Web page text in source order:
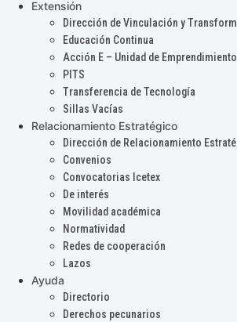
Extensión
Dirección de Vinculación y
Educación Continua
Acción E – Unidad de Emprendimiento
PITS
Transferencia de Tecnología
Sillas Vacías
Relacionamiento Estratégico
Dirección de Relacionamiento
Convenios
Convocatorias Icetex
De interés
Movilidad académica
Normatividad
Redes de cooperación
Lazos
Ayuda
Directorio
Derechos pecunarios